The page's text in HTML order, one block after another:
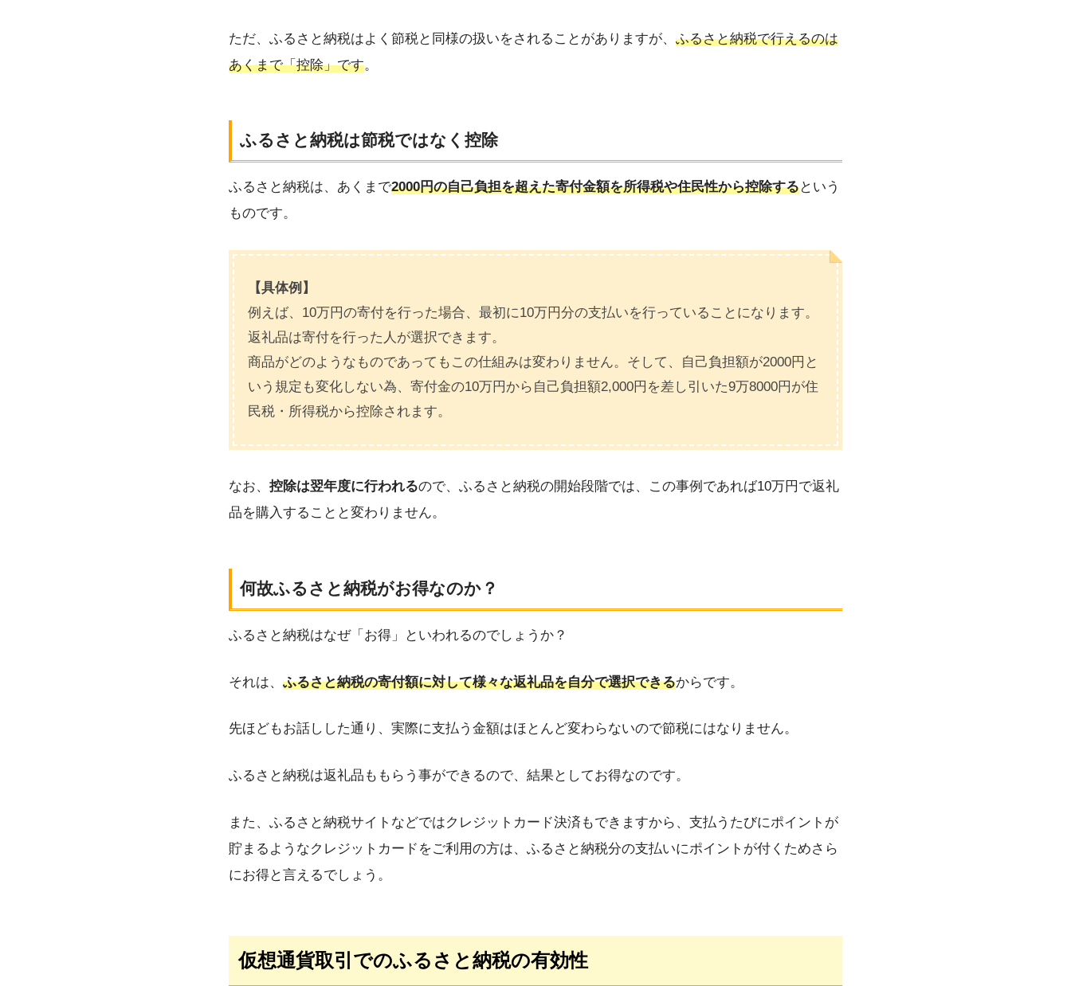
ただ、ふるさと納税はよく節税と同様の扱いをされることがありますが、 ふるさと納税で行えるのは
あくまで「控除」です。
ふるさと納税は節税ではなく控除
ふるさと納税は、あくまで2000円の自己負担を超えた寄付金額を所得税や住民性から控除するという
ものです。
【具体例】
例えば、10万円の寄付を行った場合、最初に10万円分の支払いを行っていることになります。
返礼品は寄付を行った人が選択できます。
商品がどのようなものであってもこの仕組みは変わりません。そして、自己負担額が2000円と
いう規定も変化しない為、寄付金の10万円から自己負担額2,000円を差し引いた9万8000円が住
民税・所得税から控除されます。
なお、 控除は翌年度に行われるので、ふるさと納税の開始段階では、この事例であれば10万円で返礼
品を購入することと変わりません。
何故ふるさと納税がお得なのか？
ふるさと納税はなぜ「お得」といわれるのでしょうか？
それは、 ふるさと納税の寄付額に対して様々な返礼品を自分で選択できるからです。
先ほどもお話しした通り、実際に支払う金額はほとんど変わらないので節税にはなりません。
ふるさと納税は返礼品ももらう事ができるので、結果としてお得なのです。
また、ふるさと納税サイトなどではクレジットカード決済もできますから、支払うたびにポイントが
貯まるようなクレジットカードをご利用の方は、ふるさと納税分の支払いにポイントが付くためさら
にお得と言えるでしょう。
仮想通貨取引でのふるさと納税の有効性